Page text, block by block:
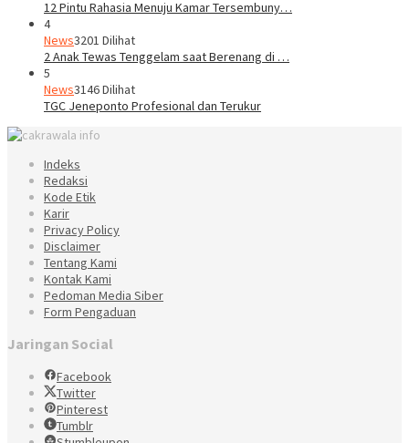
12 Pintu Rahasia Menuju Kamar Tersembuny…
4
News3201 Dilihat
2 Anak Tewas Tenggelam saat Berenang di …
5
News3146 Dilihat
TGC Jeneponto Profesional dan Terukur
Indeks
Redaksi
Kode Etik
Karir
Privacy Policy
Disclaimer
Tentang Kami
Kontak Kami
Pedoman Media Siber
Form Pengaduan
Jaringan Social
Facebook
Twitter
Pinterest
Tumblr